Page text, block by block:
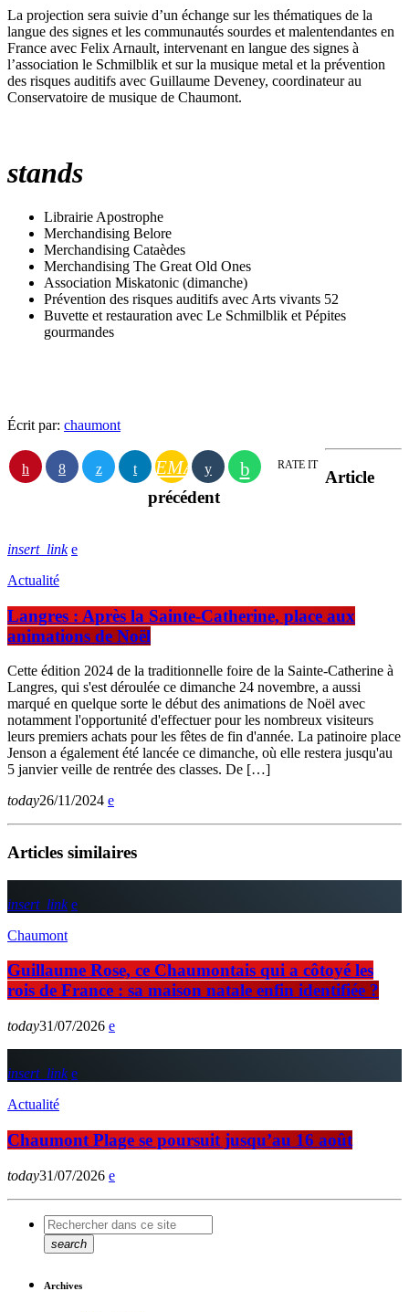
La projection sera suivie d’un échange sur les thématiques de la
langue des signes et les communautés sourdes et malentendantes en
France avec Felix Arnault, intervenant en langue des signes à
l’association le Schmilblik et sur la musique metal et la prévention
des risques auditifs avec Guillaume Deveney, coordinateur au
Conservatoire de musique de Chaumont.
stands
Librairie Apostrophe
Merchandising Belore
Merchandising Cataèdes
Merchandising The Great Old Ones
Association Miskatonic (dimanche)
Prévention des risques auditifs avec Arts vivants 52
Buvette et restauration avec Le Schmilblik et Pépites
gourmandes
Écrit par: chaumont
EMAIL RATE IT
Article
précédent
insert_link
Actualité
Langres : Après la Sainte-Catherine, place aux
animations de Noël
Cette édition 2024 de la traditionnelle foire de la Sainte-Catherine à
Langres, qui s'est déroulée ce dimanche 24 novembre, a aussi
marqué en quelque sorte le début des animations de Noël avec
notamment l'opportunité d'effectuer pour les nombreux visiteurs
leurs premiers achats pour les fêtes de fin d'année. La patinoire place
Jenson a également été lancée ce dimanche, où elle restera jusqu'au
5 janvier veille de rentrée des classes. De […]
today26/11/2024
Articles similaires
insert_link
Chaumont
Guillaume Rose, ce Chaumontais qui a côtoyé les
rois de France : sa maison natale enfin identifiée ?
today31/07/2026
insert_link
Actualité
Chaumont Plage se poursuit jusqu’au 16 août
today31/07/2026
search
Archives